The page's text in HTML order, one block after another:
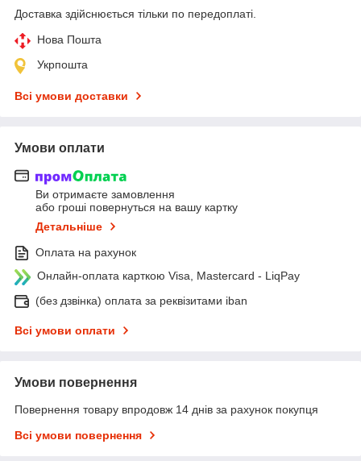
Доставка здійснюється тільки по передоплаті.
Нова Пошта
Укрпошта
Всі умови доставки
Умови оплати
Ви отримаєте замовлення
або гроші повернуться на вашу картку
Детальніше
Оплата на рахунок
Онлайн-оплата карткою Visa, Mastercard - LiqPay
(без дзвінка) оплата за реквізитами iban
Всі умови оплати
Умови повернення
Повернення товару впродовж 14 днів за рахунок покупця
Всі умови повернення